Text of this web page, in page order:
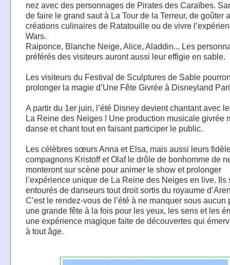
nez avec des personnages de Pirates des Caraïbes.
de faire le grand saut à La Tour de la Terreur, de goûter
créations culinaires de Ratatouille ou de vivre
Wars.
Raiponce, Blanche Neige, Alice, Aladdin... Les
préférés des visiteurs auront aussi leur effigie en sable.
Les visiteurs du Festival de Sculptures de Sable
prolonger la magie d’Une Fête Givrée à Disneyland
A partir du 1er juin, l’été Disney devient chantant avec
La Reine des Neiges ! Une production musicale givrée
danse et chant tout en faisant participer le public.
Les célèbres sœurs Anna et Elsa, mais aussi leurs
compagnons Kristoff et Olaf le drôle de bonhomme de
monteront sur scène pour animer le show et prolonger
l’expérience unique de La Reine des Neiges en live. Ils
entourés de danseurs tout droit sortis du royaume
C’est le rendez-vous de l’été à ne manquer sous aucun
une grande fête à la fois pour les yeux, les sens et les
une expérience magique faite de découvertes qui
à tout âge.